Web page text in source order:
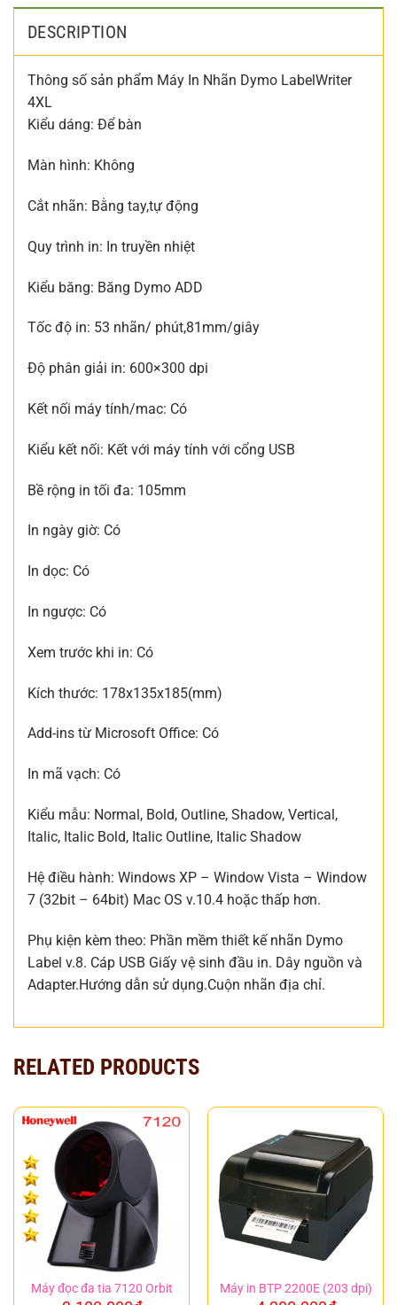
DESCRIPTION
Thông số sản phẩm Máy In Nhãn Dymo LabelWriter
4XL
Kiểu dáng: Để bàn
Màn hình : Không
Cắt nhãn : Bằng tay,tự động
Quy trình in: In truyền nhiệt
Kiểu băng : Băng Dymo ADD
Tốc độ in : 53 nhãn/ phút,81mm/giây
Độ phân giải in : 600×300 dpi
Kết nối máy tính/mac: Có
Kiểu kết nối : Kết với máy tính với cổng USB
Bề rộng in tối đa: 105mm
In ngày giờ: Có
In dọc : Có
In ngược: Có
Xem trước khi in: Có
Kích thước: 178x135x185(mm)
Add-ins từ Microsoft Office: Có
In mã vạch : Có
Kiểu mẫu : Normal, Bold, Outline, Shadow, Vertical,
Italic, Italic Bold, Italic Outline, Italic Shadow
Hệ điều hành: Windows XP – Window Vista – Window
7 (32bit – 64bit) Mac OS v.10.4 hoặc thấp hơn.
Phụ kiện kèm theo: Phần mềm thiết kế nhãn Dymo
Label v.8. Cáp USB Giấy vệ sinh đầu in. Dây nguồn và
Adapter.Hướng dẫn sử dụng.Cuộn nhãn địa chỉ .
RELATED PRODUCTS
Máy đọc đa tia 7120 Orbit Máy in BTP 2200E (203 dpi)